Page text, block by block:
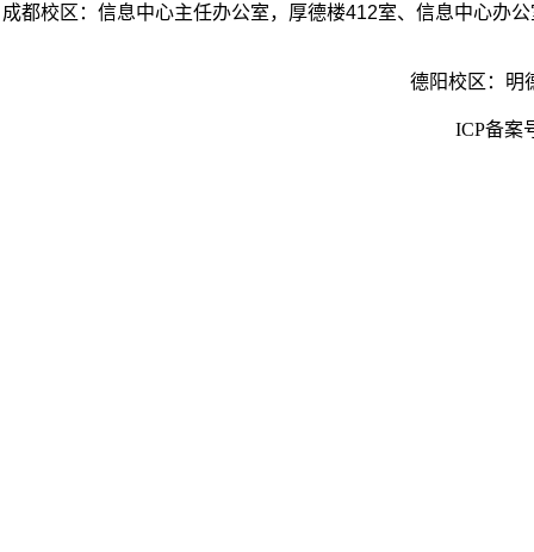
成都校区： 信息中心主任办公室，厚德楼412室、信息中心办
德阳校区： 明
ICP备案